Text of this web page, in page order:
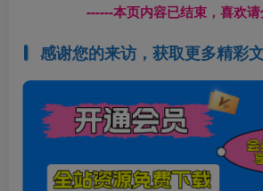
------本页内容已结束，喜欢
感谢您的来访，获取更多精彩